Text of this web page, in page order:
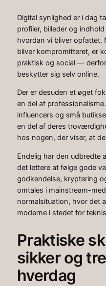
Digital synlighed er i dag
profiler, billeder og
hvordan vi bliver opfattet.
bliver kompromitteret, er
praktisk og social —
beskytter sig selv online.
Der er desuden et øget
en del af
influencers og små
en del af deres
hos nogen, der viser, at
Endelig har den udbredte
det lettere at følge gode
godkendelse, kryptering
omtales i mainstream-
normalsituation, hvor det
moderne i stedet for
Praktiske
sikker og
hverdag